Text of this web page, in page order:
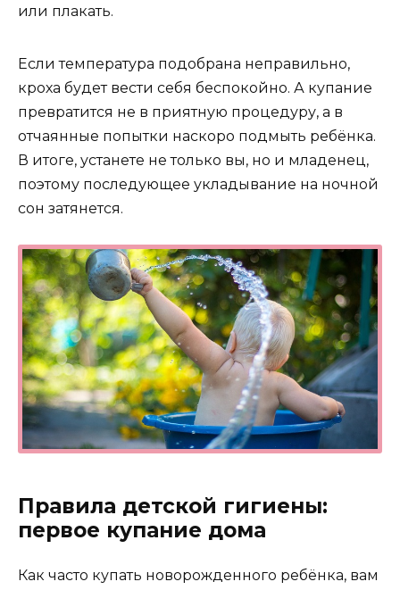
или плакать.
Если температура подобрана неправильно,
кроха будет вести себя беспокойно. А купание
превратится не в приятную процедуру, а в
отчаянные попытки наскоро подмыть ребёнка.
В итоге, устанете не только вы, но и младенец,
поэтому последующее укладывание на ночной
сон затянется.
Правила детской гигиены:
первое купание дома
Как часто купать новорожденного ребёнка, вам